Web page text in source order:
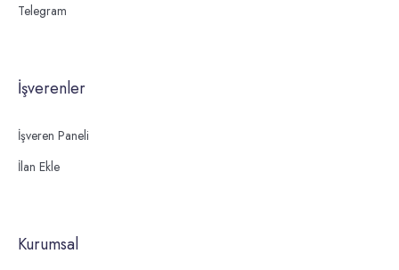
Telegram
İşverenler
İşveren Paneli
İlan Ekle
Kurumsal